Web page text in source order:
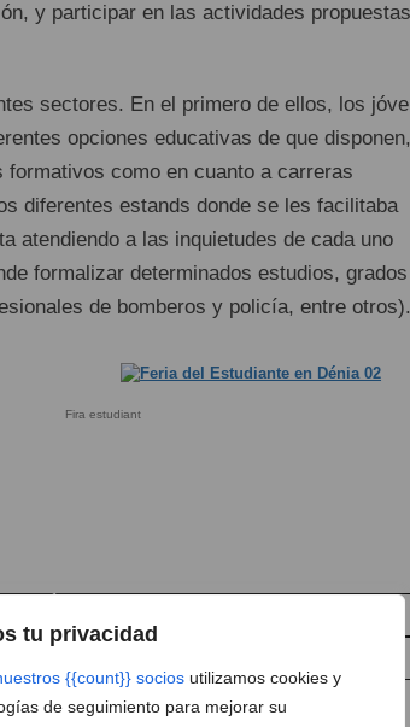
tu privacidad
{{count}} socios utilizamos cookies y
de seguimiento para mejorar su
y participar en las actividades propuestas
sectores. En el primero de ellos, los
opciones educativas de que disponen,
como en cuanto a carreras
diferentes estands donde se les facilitaba
atendiendo a las inquietudes de cada uno
formalizar determinados estudios, grados
de bomberos y policía, entre otros).
Fira estudiant